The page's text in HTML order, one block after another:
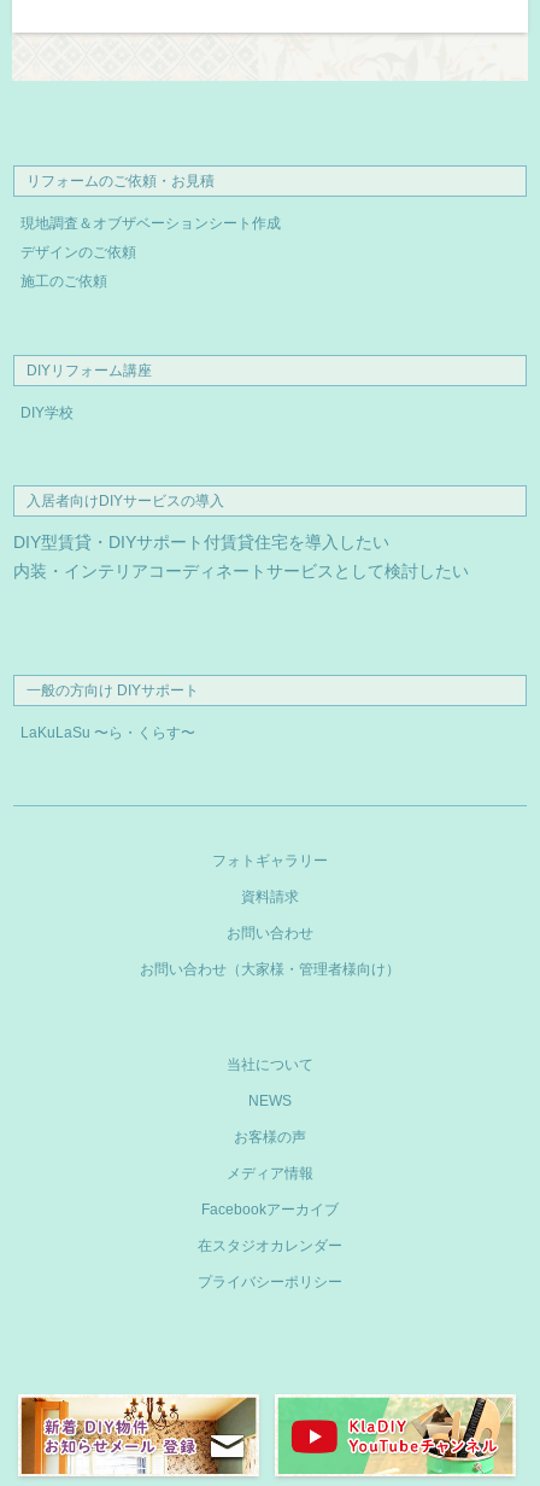
リフォームのご依頼・お見積
現地調査＆オブザベーションシート作成
デザインのご依頼
施工のご依頼
DIYリフォーム講座
DIY学校
入居者向けDIYサービスの導入
DIY型賃貸・DIYサポート付賃貸住宅を導入したい
内装・インテリアコーディネートサービスとして検討したい
一般の方向け DIYサポート
LaKuLaSu 〜ら・くらす〜
フォトギャラリー
資料請求
お問い合わせ
お問い合わせ（大家様・管理者様向け）
当社について
NEWS
お客様の声
メディア情報
Facebookアーカイブ
在スタジオカレンダー
プライバシーポリシー